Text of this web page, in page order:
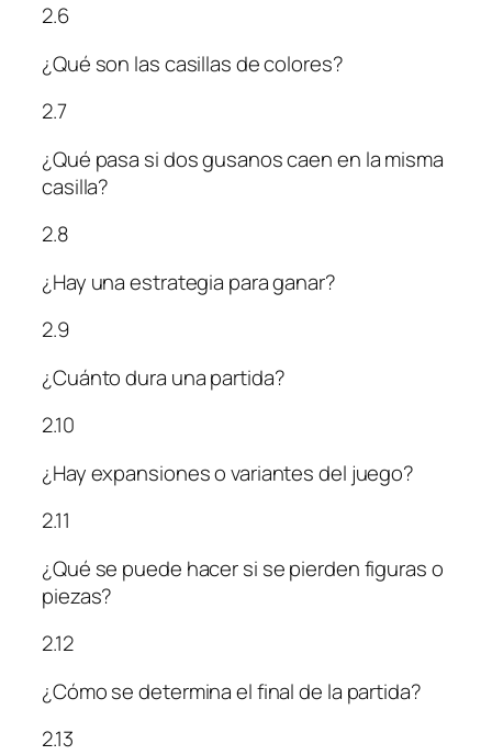
2.6
¿Qué son las casillas de colores?
2.7
¿Qué pasa si dos gusanos caen en la misma
casilla?
2.8
¿Hay una estrategia para ganar?
2.9
¿Cuánto dura una partida?
2.10
¿Hay expansiones o variantes del juego?
2.11
¿Qué se puede hacer si se pierden figuras o
piezas?
2.12
¿Cómo se determina el final de la partida?
2.13